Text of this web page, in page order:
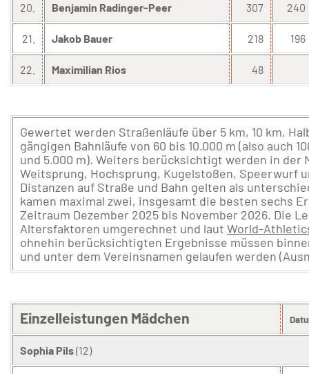
20. Benjamin Radinger-Peer 307 240
21. Jakob Bauer 218 196
22. Maximilian Rios 48
Gewertet werden Straßenläufe über 5 km, 10 km,
gängigen Bahnläufe von 60 bis 10.000 m (also auch
und 5.000 m). Weiters berücksichtigt werden in der
Weitsprung, Hochsprung, Kugelstoßen, Speerwurf
Distanzen auf Straße und Bahn gelten als
kamen maximal zwei, insgesamt die besten sechs
Zeitraum Dezember 2025 bis November 2026. Die
Altersfaktoren umgerechnet und laut World-
ohnehin berücksichtigten Ergebnisse müssen
und unter dem Vereinsnamen gelaufen werden
Einzelleistungen Mädchen
Sophia Pils(12)